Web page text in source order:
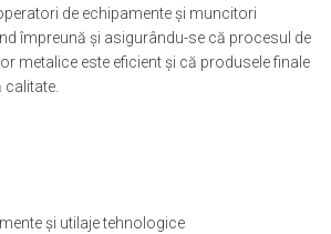
de echipamente și muncitori
împreună și asigurându-se că procesul de
metalice este eficient și că produsele finale
calitate.
și utilaje tehnologice